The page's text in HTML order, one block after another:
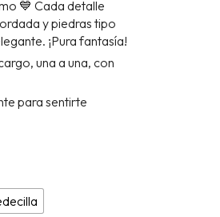
💙 Cada detalle
y piedras tipo
¡Pura fantasía!
una a una, con
para sentirte